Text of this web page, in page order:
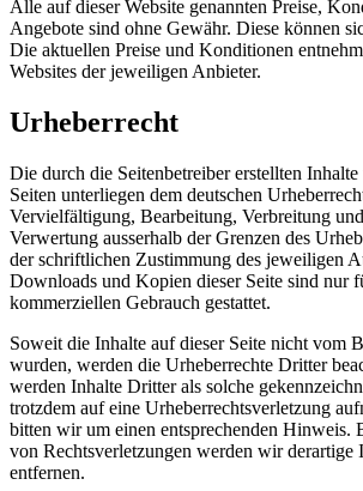
Alle auf dieser Website genannten Preise,
Angebote sind ohne Gewähr. Diese können
Die aktuellen Preise und Konditionen
Websites der jeweiligen Anbieter.
Urheberrecht
Die durch die Seitenbetreiber erstellten
Seiten unterliegen dem deutschen
Vervielfältigung, Bearbeitung, Verbreitung
Verwertung ausserhalb der Grenzen des
der schriftlichen Zustimmung des jeweiligen
Downloads und Kopien dieser Seite sind nur
kommerziellen Gebrauch gestattet.
Soweit die Inhalte auf dieser Seite nicht vom
wurden, werden die Urheberrechte Dritter
werden Inhalte Dritter als solche
trotzdem auf eine Urheberrechtsverletzung
bitten wir um einen entsprechenden Hinweis.
von Rechtsverletzungen werden wir derartige
entfernen.